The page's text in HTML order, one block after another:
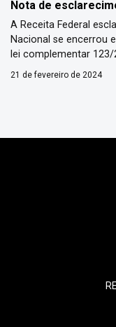
Nota de
A Receita Federal
Nacional se encerrou
lei complementar
informações que têm
21 de fevereiro de 2024